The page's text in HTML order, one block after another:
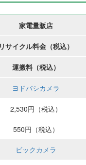
家電量販店
リサイクル料金（税込）
運搬料（税込）
ヨドバシカメラ
2,530円（税込）
550円（税込）
ビックカメラ